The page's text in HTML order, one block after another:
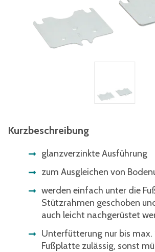
Kurzbeschreibung
glanzverzinkte Ausführung
zum Ausgleichen von
werden einfach unter die
Stützrahmen geschoben
auch leicht nachgerüstet
Unterfütterung nur bis max.
Fußplatte zulässig, sonst